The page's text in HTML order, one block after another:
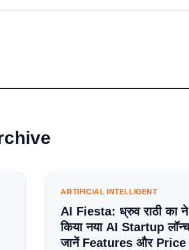
ARTIFICIAL INTELLIGENT
AI Fiesta: ध्रुव राठी का ने
किया नया AI Startup
जानें Features और Price